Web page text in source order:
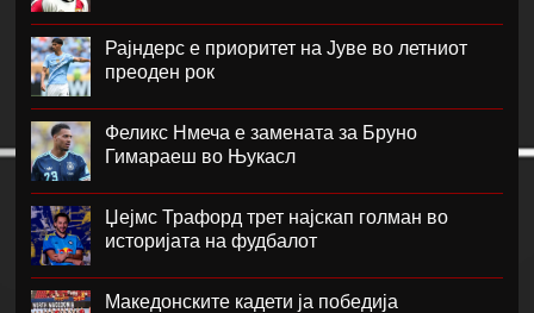
Рајндерс е приоритет на Јуве во летниот
преоден рок
Феликс Нмеча е замената за Бруно
Гимараеш во Њукасл
Џејмс Трафорд трет најскап голман во
историјата на фудбалот
Македонските кадети ја победија